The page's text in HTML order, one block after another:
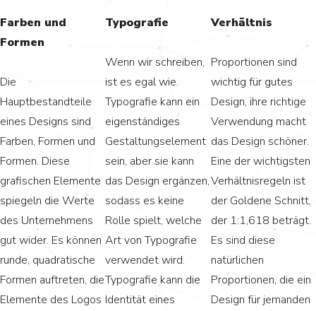
Farben und
Formen
Die
Hauptbestandteile
eines Designs sind
Farben, Formen und
Formen. Diese
grafischen Elemente
spiegeln die Werte
des Unternehmens
gut wider. Es können
runde, quadratische
Formen auftreten, die
Elemente des Logos
Typografie
Wenn wir schreiben,
ist es egal wie.
Typografie kann ein
eigenständiges
Gestaltungselement
sein, aber sie kann
das Design ergänzen,
sodass es keine
Rolle spielt, welche
Art von Typografie
verwendet wird.
Typografie kann die
Identität eines
Verhältnis
Proportionen sind
wichtig für gutes
Design, ihre richtige
Verwendung macht
das Design schöner.
Eine der wichtigsten
Verhältnisregeln ist
der Goldene Schnitt,
der 1:1,618 beträgt.
Es sind diese
natürlichen
Proportionen, die ein
Design für jemanden